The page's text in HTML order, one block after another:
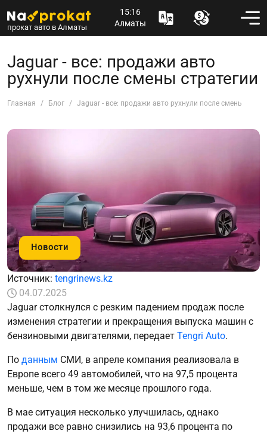
прокат авто в Алматы
15:16
Алматы
Jaguar - все: продажи авто
рухнули после смены стратегии
Главная Блог Jaguar - все: продажи авто рухнули после смены
Новости
Источник: tengrinews.kz
04.07.2025
Jaguar столкнулся с резким падением продаж после
изменения стратегии и прекращения выпуска машин с
бензиновыми двигателями, передает Tengri Auto.
По данным СМИ, в апреле компания реализовала в
Европе всего 49 автомобилей, что на 97,5 процента
меньше, чем в том же месяце прошлого года.
В мае ситуация несколько улучшилась, однако
продажи все равно снизились на 93,6 процента по